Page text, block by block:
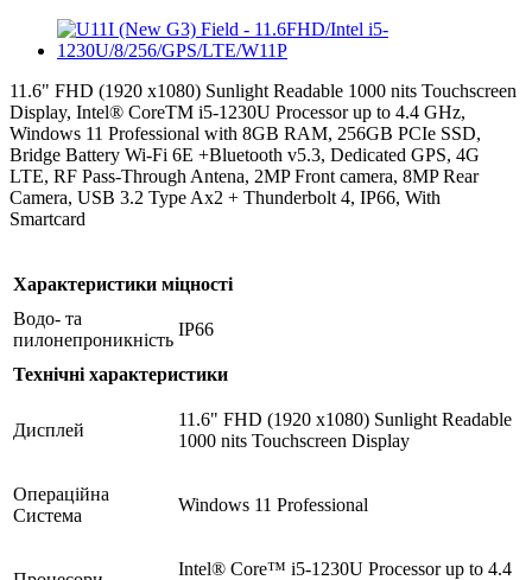
11.6" FHD (1920 x1080) Sunlight Readable 1000 nits Touchscreen
Display, Intel® CoreTM i5-1230U Processor up to 4.4 GHz,
Windows 11 Professional with 8GB RAM, 256GB PCIe SSD,
Bridge Battery Wi-Fi 6E +Bluetooth v5.3, Dedicated GPS, 4G
LTE, RF Pass-Through Antena, 2MP Front camera, 8MP Rear
Camera, USB 3.2 Type Ax2 + Thunderbolt 4, IP66, With
Smartcard
Характеристики міцності
Водо- та
пилонепроникність
IP66
Технічні характеристики
Дисплей
11.6" FHD (1920 x1080) Sunlight Readable
1000 nits Touchscreen Display
Операційна
Система
Windows 11 Professional
Intel® Core™ i5-1230U Processor up to 4.4